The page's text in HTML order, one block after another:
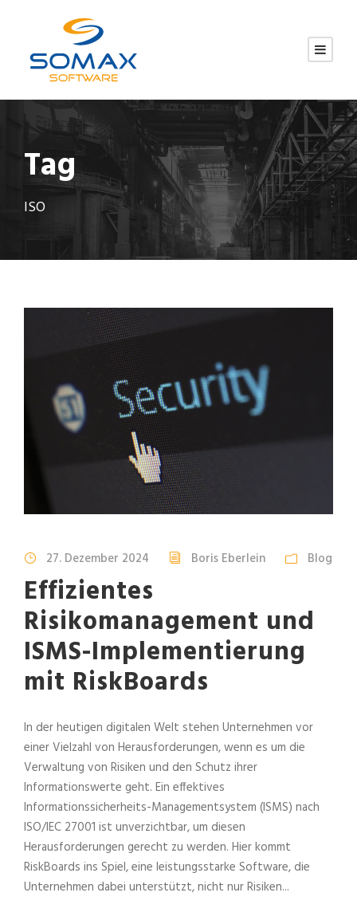
Tag
ISO
27. Dezember 2024 Boris Eberlein Blog
Effizientes
Risikomanagement und
ISMS-Implementierung
mit RiskBoards
In der heutigen digitalen Welt stehen Unternehmen vor
einer Vielzahl von Herausforderungen, wenn es um die
Verwaltung von Risiken und den Schutz ihrer
Informationswerte geht. Ein effektives
Informationssicherheits-Managementsystem (ISMS) nach
ISO/IEC 27001 ist unverzichtbar, um diesen
Herausforderungen gerecht zu werden. Hier kommt
RiskBoards ins Spiel, eine leistungsstarke Software, die
Unternehmen dabei unterstützt, nicht nur Risiken...